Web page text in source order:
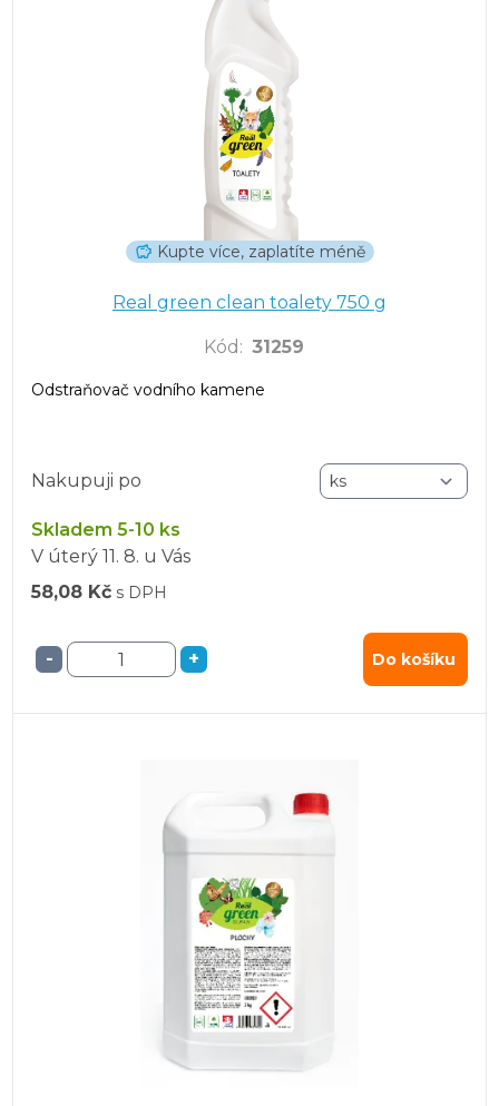
Kupte více, zaplatíte méně
Real green clean toalety 750 g
Kód : 31259
Odstraňovač vodního kamene
Nakupuji po
Skladem 5-10 ks
V úterý 11. 8. u Vás
58,08 Kč s DPH
- + Do košíku